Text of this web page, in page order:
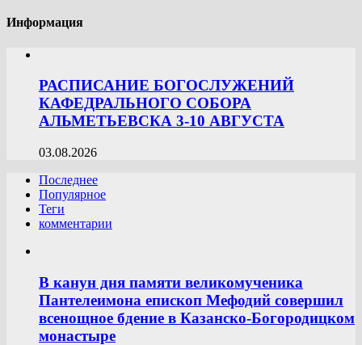
Информация
РАСПИСАНИЕ БОГОСЛУЖЕНИЙ
КАФЕДРАЛЬНОГО СОБОРА
АЛЬМЕТЬЕВСКА 3-10 АВГУСТА
03.08.2026
Последнее
Популярное
Теги
комментарии
В канун дня памяти великомученика
Пантелеимона епископ Мефодий совершил
всенощное бдение в Казанско-Богородицком
монастыре